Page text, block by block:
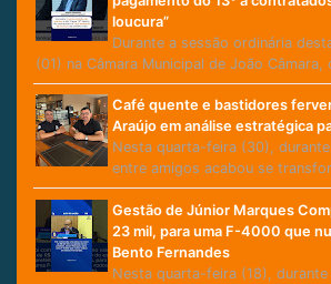
loucura”
Durante a sessão ordinária
(01) na Câmara Municipal de João Câmara,
Café quente e bastidores
Araújo em análise estratégica
Nesta quarta-feira (30),
entre amigos acabou se
Gestão de Júnior Marques
23 mil, para uma F-4000 que
Bento Fernandes
Nesta quarta-feira (18), durante